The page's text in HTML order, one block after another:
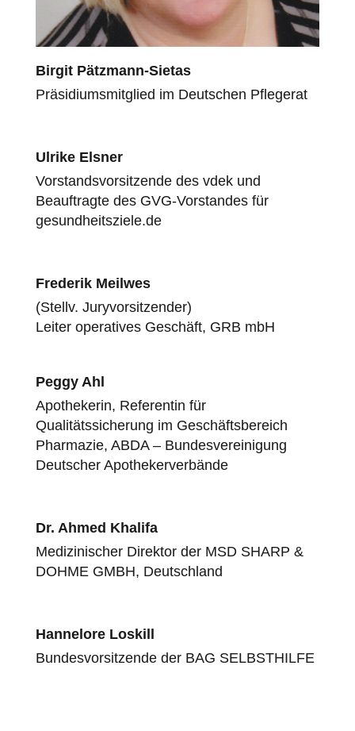
Birgit Pätzmann-Sietas
Präsidiumsmitglied im Deutschen Pflegerat
Ulrike Elsner
Vorstandsvorsitzende des vdek und
Beauftragte des GVG-Vorstandes für
gesundheitsziele.de
Frederik Meilwes
(Stellv. Juryvorsitzender)
Leiter operatives Geschäft, GRB mbH
Peggy Ahl
Apothekerin, Referentin für
Qualitätssicherung im Geschäftsbereich
Pharmazie, ABDA – Bundesvereinigung
Deutscher Apothekerverbände
Dr. Ahmed Khalifa
Medizinischer Direktor der MSD SHARP &
DOHME GMBH, Deutschland
Hannelore Loskill
Bundesvorsitzende der BAG SELBSTHILFE